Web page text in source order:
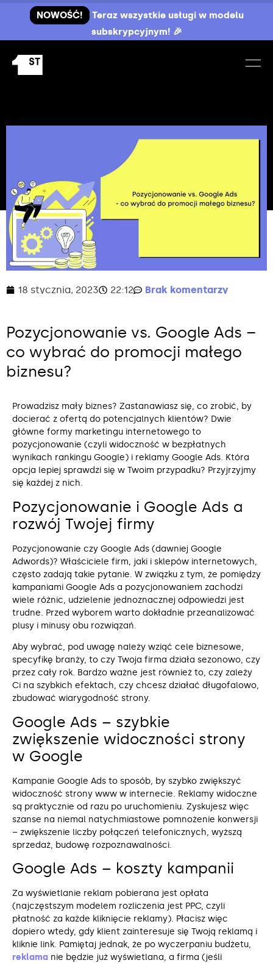
NOWOŚĆ!
Teraz wszystkie usługi w modelu
subskrypcyjnym! 🎉
18 stycznia, 2023 22:12 Brak komentarzy
Pozycjonowanie vs. Google Ads –
co wybrać do promocji małego
biznesu?
Prowadzisz mały biznes? Zastanawiasz się, co zrobić, by
docierać z ofertą do potencjalnych klientów? Dwie
główne formy marketingu internetowego to
pozycjonowanie (czyli widoczność w bezpłatnych
wynikach rankingu Google) i reklamy Google Ads. Która
opcja lepiej sprawdzi się w Twoim przypadku? Przyjrzyjmy
się każdej z nich.
Pozycjonowanie i Google Ads a
rozwój Twojej firmy
Pozycjonowanie czy Google Ads (dawniej Google
Adwords)? Właściciele firm, jaki i sklepów internetowych,
często zadają takie pytanie. W związku z tym, że pomiędzy
kampaniami Google Ads a pozycjonowaniem zachodzi
wiele różnic, udzielenie jednoznacznej odpowiedzi jest
trudne. Przed wyborem warto dokładnie przeanalizować
plusy i minusy obu rozwiązań.
Aby wybrać, pod uwagę należy wziąć cele biznesowe,
specyfikę branży, to czy Twoja firma działa sezonowo, czy
przez cały rok. Bardzo ważne jest również to, czy zależy
Ci na szybkich efektach, czy chcesz działać długofalowo,
zbudować wiarygodność strony.
Google Ads – szybkie
zwiększenie widoczności strony
w Google
Kampanie Google Ads to sposób, by szybko zwiększyć
widoczność strony www w internecie. Reklamy widoczne
są praktycznie od razu po uruchomieniu. Zyskujesz więc
szanse na niemal natychmiastowe pomnożenie konwersji
– zwiększenie liczby połączeń telefonicznych, wyższą
sprzedaż, budowę rozpoznawalności.
Google Ads – koszty kampanii
Za wyświetlanie reklam pobierana jest opłata
(najczęstszym modelem rozliczenia jest PPC, czyli
płatność za każde kliknięcie reklamy). Płacisz więc
dopiero wtedy, gdy klient zainteresuje się Twoją reklamą i
kliknie link. Pamiętaj jednak, że po wyczerpaniu budżetu,
reklama nie będzie już wyświetlana, a firma (jeśli